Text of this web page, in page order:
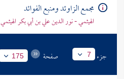
مجمع الزاوئد ومنبع الفوائد
الهيثمي - نور الدين علي بن أبي بكر الهيثمي
جزء 7 صفحة 175